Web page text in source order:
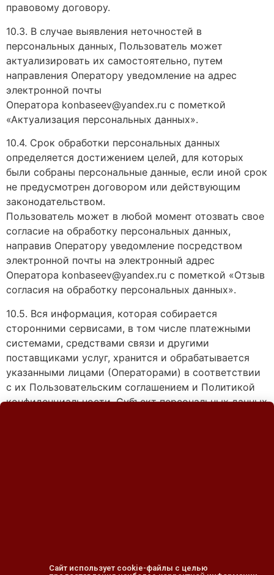
правовому договору.
10.3. В случае выявления неточностей в
персональных данных, Пользователь может
актуализировать их самостоятельно, путем
направления Оператору уведомление на адрес
электронной почты
Оператора konbaseev@yandex.ru с пометкой
«Актуализация персональных данных».
10.4. Срок обработки персональных данных
определяется достижением целей, для которых
были собраны персональные данные, если иной срок
не предусмотрен договором или действующим
законодательством.
Пользователь может в любой момент отозвать свое
согласие на обработку персональных данных,
направив Оператору уведомление посредством
электронной почты на электронный адрес
Оператора konbaseev@yandex.ru с пометкой «Отзыв
согласия на обработку персональных данных».
10.5. Вся информация, которая собирается
сторонними сервисами, в том числе платежными
системами, средствами связи и другими
поставщиками услуг, хранится и обрабатывается
указанными лицами (Операторами) в соответствии
с их Пользовательским соглашением и Политикой
конфиденциальности. Субъект персональных данных
действуют в случаях обработки персональных
Сайт использует cookie-файлы с целью